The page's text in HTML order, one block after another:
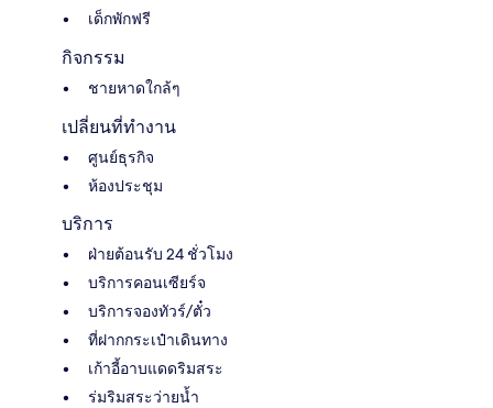
เด็กพักฟรี
กิจกรรม
ชายหาดใกล้ๆ
เปลี่ยนที่ทำงาน
ศูนย์ธุรกิจ
ห้องประชุม
บริการ
ฝ่ายต้อนรับ 24 ชั่วโมง
บริการคอนเซียร์จ
บริการจองทัวร์/ตั๋ว
ที่ฝากกระเป๋าเดินทาง
เก้าอี้อาบแดดริมสระ
ร่มริมสระว่ายน้ำ